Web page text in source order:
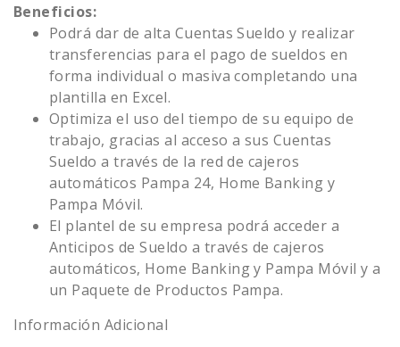
Beneficios:
Podrá dar de alta Cuentas Sueldo y realizar
transferencias para el pago de sueldos en
forma individual o masiva completando una
plantilla en Excel.
Optimiza el uso del tiempo de su equipo de
trabajo, gracias al acceso a sus Cuentas
Sueldo a través de la red de cajeros
automáticos Pampa 24, Home Banking y
Pampa Móvil.
El plantel de su empresa podrá acceder a
Anticipos de Sueldo a través de cajeros
automáticos, Home Banking y Pampa Móvil y a
un Paquete de Productos Pampa.
Información Adicional